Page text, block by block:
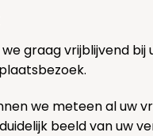
graag vrijblijvend bij
we meteen al uw
beeld van uw